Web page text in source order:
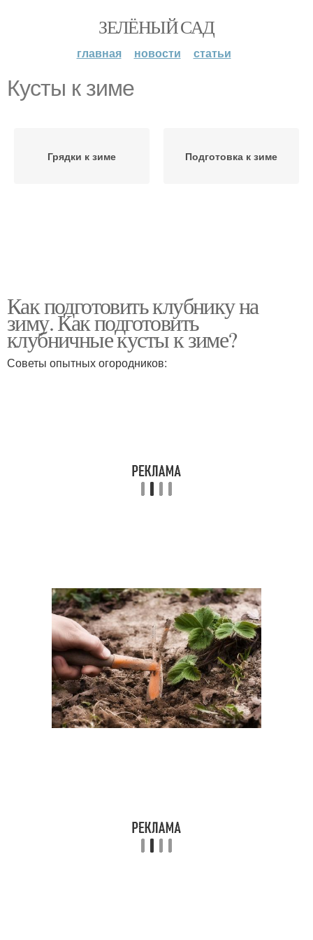
ЗЕЛЁНЫЙ САД
главная новости статьи
Кусты к зиме
Грядки к зиме Подготовка к зиме
Как подготовить клубнику на
зиму. Как подготовить
клубничные кусты к зиме?
Советы опытных огородников: